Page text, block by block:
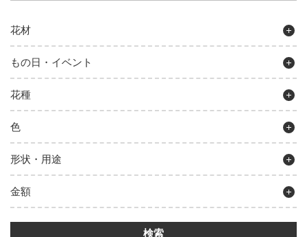
花材
もの日・イベント
花種
色
形状・用途
金額